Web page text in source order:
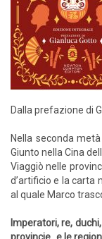
Dalla prefazione di
Nella seconda
Giunto nella Cina
Viaggiò nelle
d’artificio e la carta
al quale Marco
Imperatori, re,